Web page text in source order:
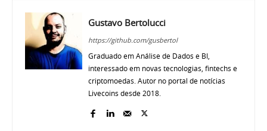
Gustavo Bertolucci
https://github.com/gusbertol
Graduado em Análise de Dados e BI,
interessado em novas tecnologias, fintechs e
criptomoedas. Autor no portal de notícias
Livecoins desde 2018.